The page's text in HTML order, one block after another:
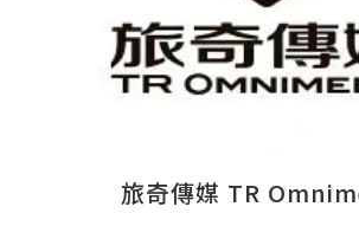
旅奇傳媒 TR